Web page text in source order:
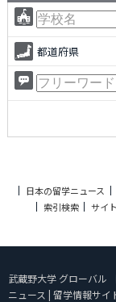
都道府県
日本の留学ニュース
索引検索
サイ
武蔵野大学 グローバル
ニュース | 留学情報サイ